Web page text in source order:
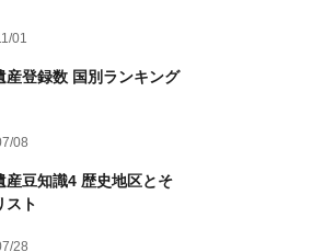
01
産登録数 国別ランキング
08
産豆知識4 歴史地区とそ
スト
28